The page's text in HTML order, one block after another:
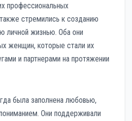
профессиональных
стремились к созданию
личной жизнью. Оба они
женщин, которые стали их
и партнерами на протяжении
была заполнена любовью,
Они поддерживали